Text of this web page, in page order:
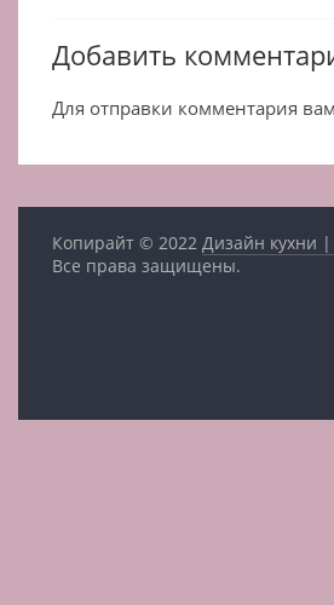
Добавить
Для отправки комментария
Копирайт © 2022 Дизайн кухни
Все права защищены.